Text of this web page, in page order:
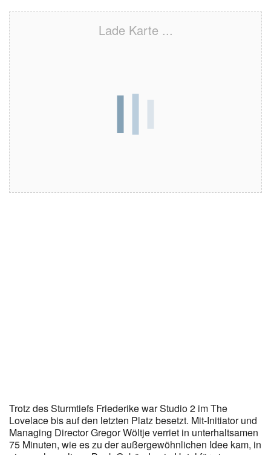
Lade Karte ...
Trotz des Sturmtiefs Friederike war Studio 2 im The
Lovelace bis auf den letzten Platz besetzt. Mit-Initiator und
Managing Director Gregor Wöltje verriet in unterhaltsamen
75 Minuten, wie es zu der außergewöhnlichen Idee kam, in